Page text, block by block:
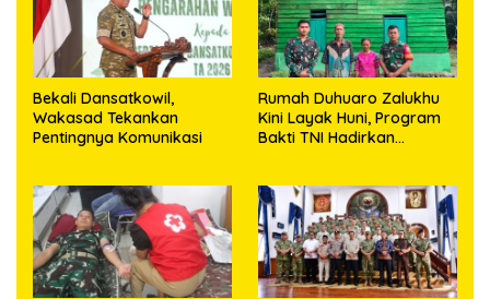
Bekali Dansatkowil,
Wakasad Tekankan
Pentingnya Komunikasi
Rumah Duhuaro Zalukhu
Kini Layak Huni, Program
Bakti TNI Hadirkan